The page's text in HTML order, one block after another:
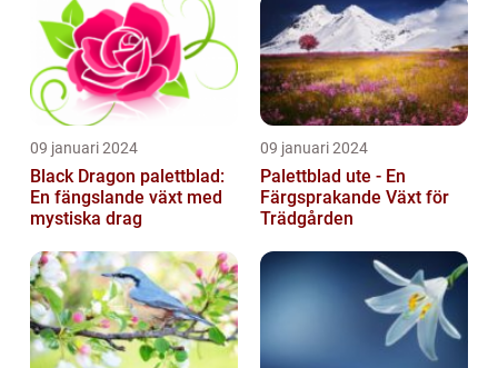
09 januari 2024
Black Dragon palettblad:
En fängslande växt med
mystiska drag
09 januari 2024
Palettblad ute - En
Färgsprakande Växt för
Trädgården